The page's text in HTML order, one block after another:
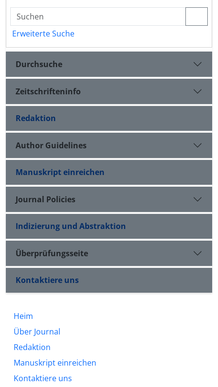
Erweiterte Suche
Durchsuche
Zeitschrifteninfo
Redaktion
Author Guidelines
Manuskript einreichen
Journal Policies
Indizierung und Abstraktion
Überprüfungsseite
Kontaktiere uns
Heim
Über Journal
Redaktion
Manuskript einreichen
Kontaktiere uns